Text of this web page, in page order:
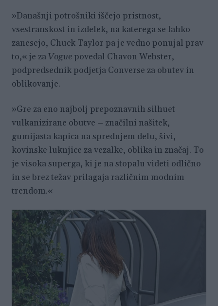
»Današnji potrošniki iščejo pristnost,
vsestranskost in izdelek, na katerega se lahko
zanesejo, Chuck Taylor pa je vedno ponujal prav
to,« je zaVogue povedal Chavon Webster,
podpredsednik podjetja Converse za obutev in
oblikovanje.
»Gre za eno najbolj prepoznavnih silhuet
vulkanizirane obutve – značilni našitek,
gumijasta kapica na sprednjem delu, šivi,
kovinske luknjice za vezalke, oblika in značaj. To
je visoka superga, ki je na stopalu videti odlično
in se brez težav prilagaja različnim modnim
trendom.«